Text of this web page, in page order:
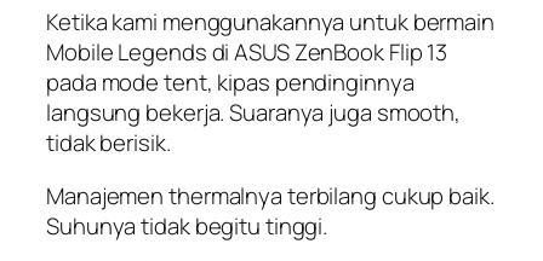
Ketika kami menggunakannya untuk bermain
Mobile Legends di ASUS ZenBook Flip 13
pada mode tent, kipas pendinginnya
langsung bekerja. Suaranya juga smooth,
tidak berisik.
Manajemen thermalnya terbilang cukup baik.
Suhunya tidak begitu tinggi.